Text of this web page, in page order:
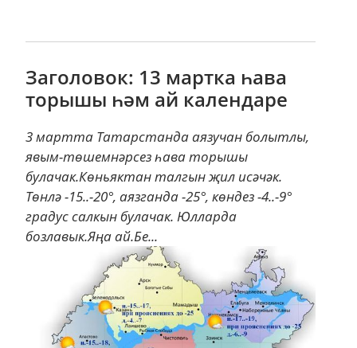
Заголовок: 13 мартка һава
торышы һәм ай календаре
3 мартта Татарстанда аязучан болытлы,
явым-төшемнәрсез һава торышы
булачак.Көньяктан талгын җил исәчәк.
Төнлә -15..-20°, аязганда -25°, көндез -4..-9°
градус салкын булачак. Юлларда
бозлавык.Яңа ай.Бе...